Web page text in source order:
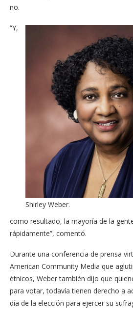
no.
Shirley Weber.
“Y,
como resultado, la mayoría de la
rápidamente”, comentó.
Durante una conferencia de prensa
American Community Media que
étnicos, Weber también dijo que
para votar, todavía tienen derecho a
día de la elección para ejercer su